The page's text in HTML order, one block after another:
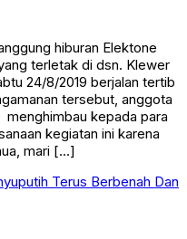
hiburan Elektone
terletak di dsn. Klewer
24/8/2019 berjalan tertib
tersebut, anggota
kepada para
kegiatan ini karena
mari […]